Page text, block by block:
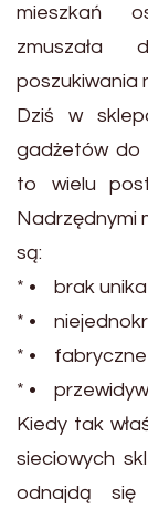
mieszkań
zmuszała
poszukiwania
Dziś w
gadżetów do
to wielu
Nadrzędnymi
są:
* • brak
* •
* • fabryczne
* •
Kiedy tak
sieciowych
odnajdą